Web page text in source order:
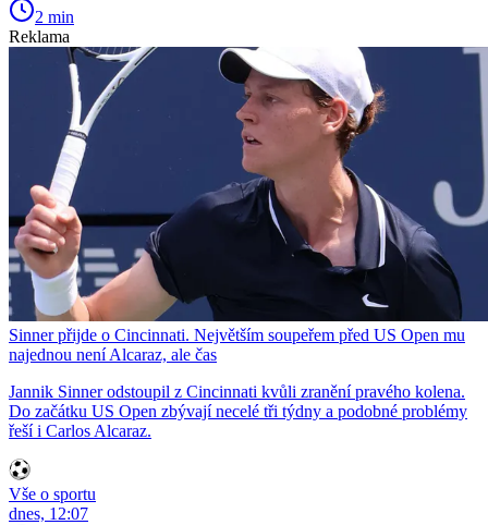
2 min
Reklama
Sinner přijde o Cincinnati. Největším soupeřem před US Open mu
najednou není Alcaraz, ale čas
Jannik Sinner odstoupil z Cincinnati kvůli zranění pravého kolena.
Do začátku US Open zbývají necelé tři týdny a podobné problémy
řeší i Carlos Alcaraz.
Vše o sportu
dnes, 12:07